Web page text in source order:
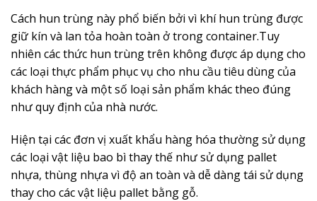
Cách hun trùng này phổ biến bởi vì khí hun trùng được
giữ kín và lan tỏa hoàn toàn ở trong container.Tuy
nhiên các thức hun trùng trên không được áp dụng cho
các loại thực phẩm phục vụ cho nhu cầu tiêu dùng của
khách hàng và một số loại sản phẩm khác theo đúng
như quy định của nhà nước.
Hiện tại các đơn vị xuất khẩu hàng hóa thường sử dụng
các loại vật liệu bao bì thay thế như sử dụng pallet
nhựa, thùng nhựa vì độ an toàn và dễ dàng tái sử dụng
thay cho các vật liệu pallet bằng gỗ.